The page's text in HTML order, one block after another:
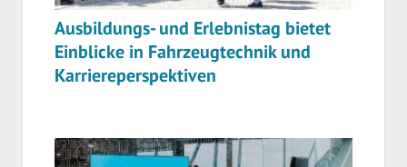
Ausbildungs- und Erlebnistag bietet
Einblicke in Fahrzeugtechnik und
Karriereperspektiven